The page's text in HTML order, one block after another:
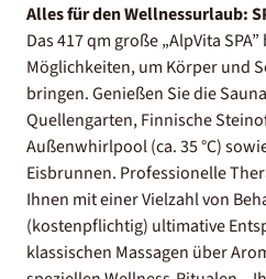
Alles für den Wellnessurlaub:
Das 417 qm große„AlpVita SPA”
Möglichkeiten, um Körper und
bringen. Genießen Sie die
Quellengarten, Finnische
Außenwhirlpool (ca. 35 °C)
Eisbrunnen. Professionelle
Ihnen mit einer Vielzahl von
(kostenpflichtig) ultimative
klassischen Massagen über